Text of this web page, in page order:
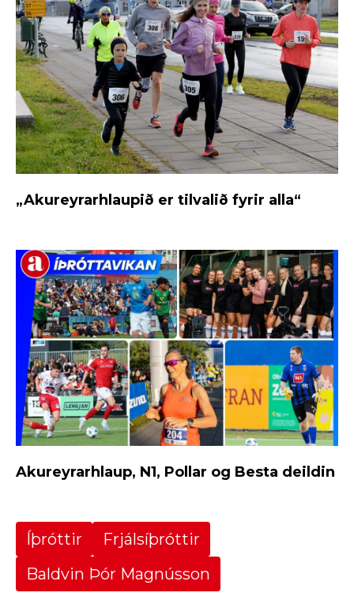
„Akureyrarhlaupið er tilvalið fyrir alla“
Akureyrarhlaup, N1, Pollar og Besta deildin
Íþróttir
Frjálsíþróttir
Baldvin Þór Magnússon